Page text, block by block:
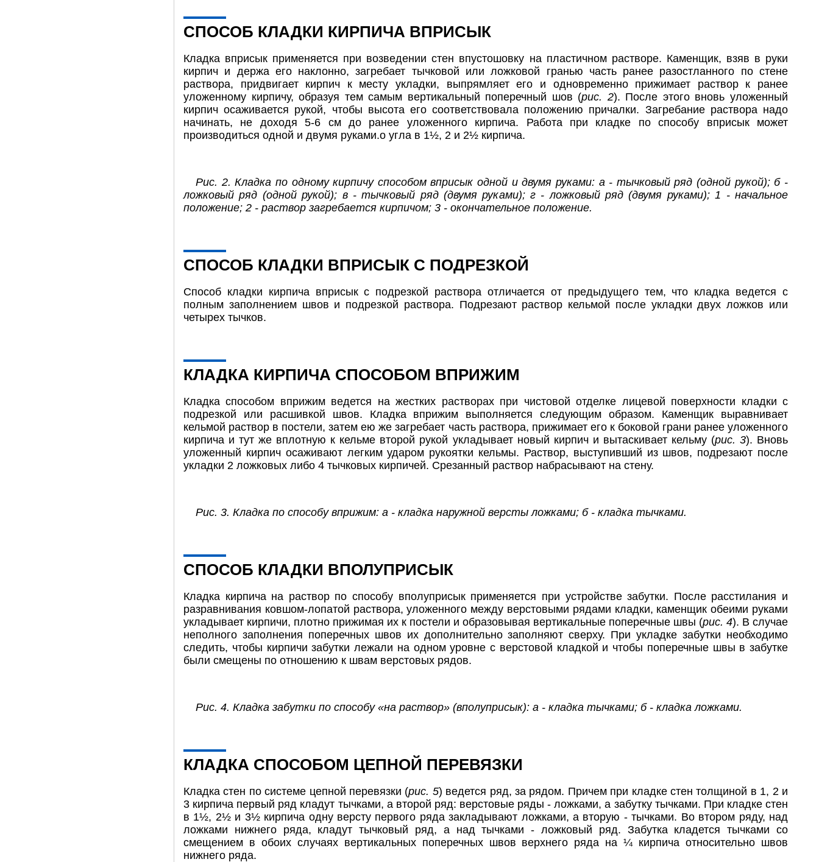
СПОСОБ КЛАДКИ КИРПИЧА ВПРИСЫК
Кладка вприсык применяется при возведении стен впустошовку на пластичном растворе. Каменщик, взяв в руки
кирпич и держа его наклонно, загребает тычковой или ложковой гранью часть ранее разостланного по стене
раствора, придвигает кирпич к месту укладки, выпрямляет его и одновременно прижимает раствор к ранее
уложенному кирпичу, образуя тем самым вертикальный поперечный шов (рис. 2). После этого вновь уложенный
кирпич осаживается рукой, чтобы высота его соответствовала положению причалки. Загребание раствора надо
начинать, не доходя 5-6 см до ранее уложенного кирпича. Работа при кладке по способу вприсык может
производиться одной и двумя руками.о угла в 1½, 2 и 2½ кирпича.
Рис. 2. Кладка по одному кирпичу способом вприсык одной и двумя руками: а - тычковый ряд (одной рукой); б -
ложковый ряд (одной рукой); в - тычковый ряд (двумя руками); г - ложковый ряд (двумя руками); 1 - начальное
положение; 2 - раствор загребается кирпичом; 3 - окончательное положение.
СПОСОБ КЛАДКИ ВПРИСЫК С ПОДРЕЗКОЙ
Способ кладки кирпича вприсык с подрезкой раствора отличается от предыдущего тем, что кладка ведется с
полным заполнением швов и подрезкой раствора. Подрезают раствор кельмой после укладки двух ложков или
четырех тычков.
КЛАДКА КИРПИЧА СПОСОБОМ ВПРИЖИМ
Кладка способом вприжим ведется на жестких растворах при чистовой отделке лицевой поверхности кладки с
подрезкой или расшивкой швов. Кладка вприжим выполняется следующим образом. Каменщик выравнивает
кельмой раствор в постели, затем ею же загребает часть раствора, прижимает его к боковой грани ранее уложенного
кирпича и тут же вплотную к кельме второй рукой укладывает новый кирпич и вытаскивает кельму (рис. 3). Вновь
уложенный кирпич осаживают легким ударом рукоятки кельмы. Раствор, выступивший из швов, подрезают после
укладки 2 ложковых либо 4 тычковых кирпичей. Срезанный раствор набрасывают на стену.
Рис. 3. Кладка по способу вприжим: а - кладка наружной версты ложками; б - кладка тычками.
СПОСОБ КЛАДКИ ВПОЛУПРИСЫК
Кладка кирпича на раствор по способу вполуприсык применяется при устройстве забутки. После расстилания и
разравнивания ковшом-лопатой раствора, уложенного между верстовыми рядами кладки, каменщик обеими руками
укладывает кирпичи, плотно прижимая их к постели и образовывая вертикальные поперечные швы (рис. 4). В случае
неполного заполнения поперечных швов их дополнительно заполняют сверху. При укладке забутки необходимо
следить, чтобы кирпичи забутки лежали на одном уровне с верстовой кладкой и чтобы поперечные швы в забутке
были смещены по отношению к швам верстовых рядов.
Рис. 4. Кладка забутки по способу «на раствор» (вполуприсык): а - кладка тычками; б - кладка ложками.
КЛАДКА СПОСОБОМ ЦЕПНОЙ ПЕРЕВЯЗКИ
Кладка стен по системе цепной перевязки (рис. 5) ведется ряд, за рядом. Причем при кладке стен толщиной в 1, 2 и
3 кирпича первый ряд кладут тычками, а второй ряд: верстовые ряды - ложками, а забутку тычками. При кладке стен
в 1½, 2½ и 3½ кирпича одну версту первого ряда закладывают ложками, а вторую - тычками. Во втором ряду, над
ложками нижнего ряда, кладут тычковый ряд, а над тычками - ложковый ряд. Забутка кладется тычками со
смещением в обоих случаях вертикальных поперечных швов верхнего ряда на ¼ кирпича относительно швов
нижнего ряда.